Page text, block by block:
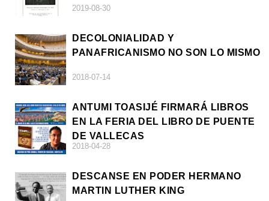
2019-08-30
DECOLONIALIDAD Y
PANAFRICANISMO NO SON LO MISMO
2018-07-14
ANTUMI TOASIJÉ FIRMARÁ LIBROS
EN LA FERIA DEL LIBRO DE PUENTE
DE VALLECAS
2018-04-28
DESCANSE EN PODER HERMANO
MARTIN LUTHER KING